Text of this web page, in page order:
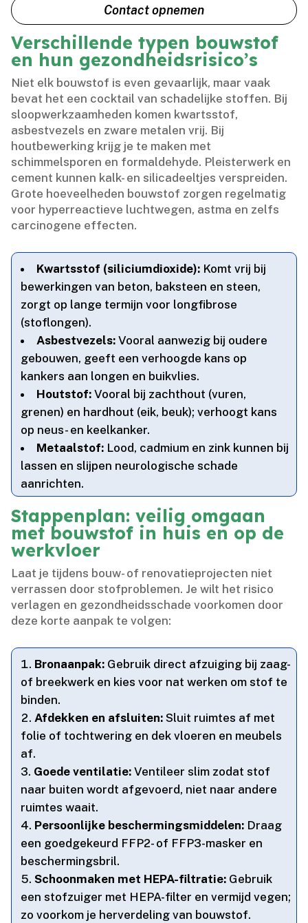
Contact opnemen
Verschillende typen bouwstof
en hun gezondheidsrisico’s
Niet elk bouwstof is even gevaarlijk, maar vaak
bevat het een cocktail van schadelijke stoffen.​ Bij
sloopwerkzaamheden komen kwartsstof,
asbestvezels en zware metalen vrij.​ Bij
houtbewerking krijg je te maken met
schimmelsporen en formaldehyde.​ Pleisterwerk en
cement kunnen kalk- en silicadeeltjes verspreiden.​
Grote hoeveelheden bouwstof zorgen regelmatig
voor hyperreactieve luchtwegen, astma en zelfs
carcinogene effecten.​
Kwartsstof (siliciumdioxide): Komt vrij bij
bewerkingen van beton, baksteen en steen,
zorgt op lange termijn voor longfibrose
(stoflongen).​
Asbestvezels: Vooral aanwezig bij oudere
gebouwen, geeft een verhoogde kans op
kankers aan longen en buikvlies.​
Houtstof: Vooral bij zachthout (vuren,
grenen) en hardhout (eik, beuk); verhoogt kans
op neus- en keelkanker.​
Metaalstof: Lood, cadmium en zink kunnen bij
lassen en slijpen neurologische schade
aanrichten.​
Stappenplan: veilig omgaan
met bouwstof in huis en op de
werkvloer
Laat je tijdens bouw- of renovatieprojecten niet
verrassen door stofproblemen.​ Je wilt het risico
verlagen en gezondheidsschade voorkomen door
deze korte aanpak te volgen:
Bronaanpak: Gebruik direct afzuiging bij zaag-
of breekwerk en kies voor nat werken om stof te
binden.​
Afdekken en afsluiten: Sluit ruimtes af met
folie of tochtwering en dek vloeren en meubels
af.​
Goede ventilatie: Ventileer slim zodat stof
naar buiten wordt afgevoerd, niet naar andere
ruimtes waait.​
Persoonlijke beschermingsmiddelen: Draag
een goedgekeurd FFP2- of FFP3-masker en
beschermingsbril.​
Schoonmaken met HEPA-filtratie: Gebruik
een stofzuiger met HEPA-filter en vermijd vegen;
zo voorkom je herverdeling van bouwstof.​